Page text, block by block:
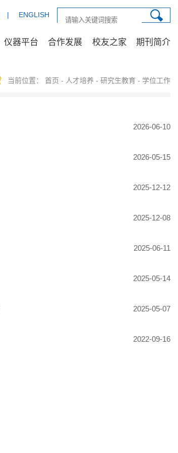
| ENGLISH
仪器平台 合作发展 校友之家 期刊简介
当前位置： 首页 - 人才培养 - 研究生教育 - 学位工作
2026-06-10
2026-05-15
2025-12-12
2025-12-08
2025-06-11
2025-05-14
2025-05-07
2022-09-16